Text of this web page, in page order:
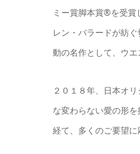
ミー賞脚本賞®を受賞
レン・バラードが紡
動の名作として、ウエ
２０１８年、日本オ
な変わらない愛の形
経て、多くのご要望に